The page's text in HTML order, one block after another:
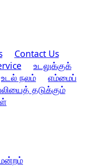
Contact Us
உடலுக்குக்
உடல் நலம்
எம்மைப்
தடுக்கும்